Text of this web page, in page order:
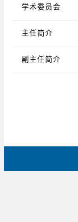
学术委员会
主任简介
副主任简介